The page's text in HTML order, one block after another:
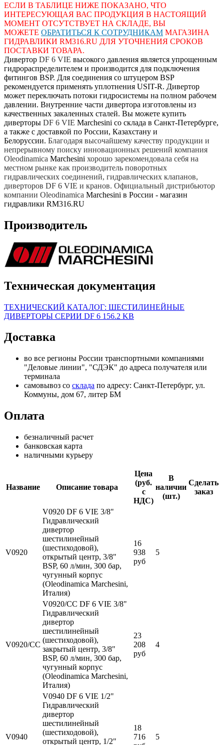
ЕСЛИ В ТАБЛИЦЕ НИЖЕ ПОКАЗАНО, ЧТО
ИНТЕРЕСУЮЩАЯ ВАС ПРОДУКЦИЯ В НАСТОЯЩИЙ
МОМЕНТ ОТСУТСТВУЕТ НА СКЛАДЕ, ВЫ
МОЖЕТЕ ОБРАТИТЬСЯ К СОТРУДНИКАМ МАГАЗИНА
ГИДРАВЛИКИ RM316.RU ДЛЯ УТОЧНЕНИЯ СРОКОВ
ПОСТАВКИ ТОВАРА.
Дивертор DF 6 VIE высокого давления является упрощенным
гидрораспределителем и производится для подключения
фитингов BSP. Для соединения со штуцером BSP
рекомендуется применять уплотнения USIT-R. Дивертор
может переключать потоки гидросистемы на полном рабочем
давлении. Внутренние части дивертора изготовлены из
качественных закаленных сталей. Вы можете купить
диверторы DF 6 VIE Marchesini со склада в Санкт-Петербурге,
а также с доставкой по России, Казахстану и
Белоруссии. Благодаря высочайшему качеству продукции и
непрерывному поиску инновационных решений компания
Oleodinamica Marchesini хорошо зарекомендовала себя на
местном рынке как производитель поворотных
гидравлических соединений, гидравлических клапанов,
диверторов DF 6 VIE и кранов. Официальный дистрибьютор
компании Oleodinamica Marchesini в России - магазин
гидравлики RM316.RU
Производитель
Техническая документация
ТЕХНИЧЕСКИЙ КАТАЛОГ: ШЕСТИЛИНЕЙНЫЕ
ДИВЕРТОРЫ СЕРИИ DF 6 156.2 KB
Доставка
во все регионы России транспортными компаниями
"Деловые линии", "СДЭК" до адреса получателя или
терминала
самовывоз со склада по адресу: Санкт-Петербург, ул.
Коммуны, дом 67, литер БМ
Оплата
безналичный расчет
банковская карта
наличными курьеру
Название Описание товара
Цена
(руб.
с
НДС)
В
наличии
(шт.)
Сделать
заказ
V0920
V0920 DF 6 VIE 3/8"
Гидравлический
дивертор
шестилинейный
(шестиходовой),
открытый центр, 3/8"
BSP, 60 л/мин, 300 бар,
чугунный корпус
(Oleodinamica Marchesini,
Италия)
16
938
руб
5
V0920/CC
V0920/CC DF 6 VIE 3/8"
Гидравлический
дивертор
шестилинейный
(шестиходовой),
закрытый центр, 3/8"
BSP, 60 л/мин, 300 бар,
чугунный корпус
(Oleodinamica Marchesini,
Италия)
23
208
руб
4
V0940
V0940 DF 6 VIE 1/2"
Гидравлический
дивертор
шестилинейный
(шестиходовой),
открытый центр, 1/2"
18
716
5